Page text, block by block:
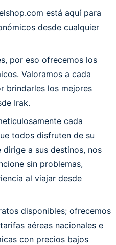
está aquí para
desde cualquier
por eso ofrecemos los
Valoramos a cada
brindarles los mejores
Irak.
cada
todos disfruten de su
a sus destinos, nos
sin problemas,
al viajar desde
disponibles; ofrecemos
aéreas nacionales e
con precios bajos